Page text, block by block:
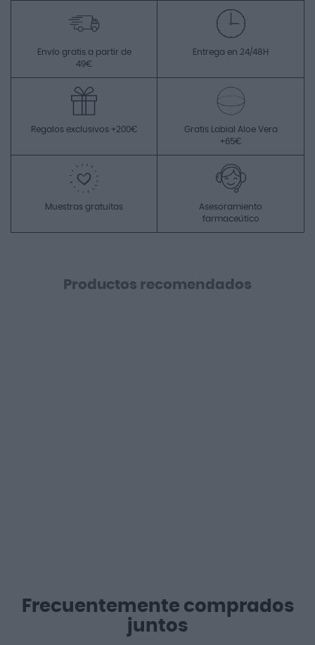
Envío gratis a partir de
49€
Entrega en 24/48H
Regalos exclusivos +200€
Gratis Labial Aloe Vera
+65€
Muestras gratuitas
Asesoramiento
farmaceútico
Productos recomendados
Frecuentemente comprados
juntos